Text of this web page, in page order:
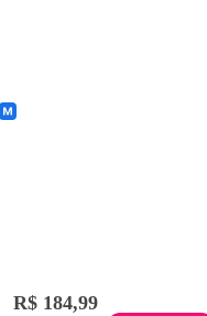
R$ 184,99